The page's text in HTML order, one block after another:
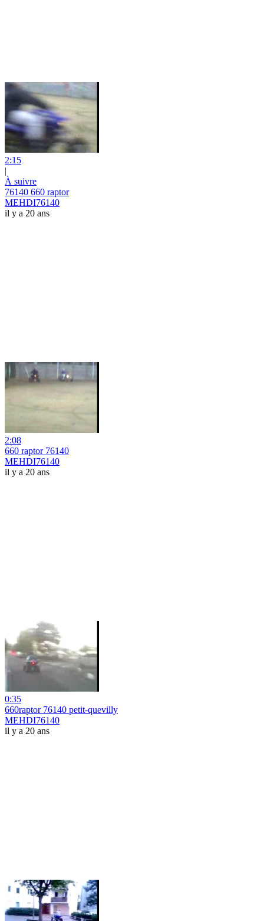
2:15
|
À suivre
76140 660 raptor
MEHDI76140
il y a 20 ans
2:08
660 raptor 76140
MEHDI76140
il y a 20 ans
0:35
660raptor 76140 petit-quevilly
MEHDI76140
il y a 20 ans